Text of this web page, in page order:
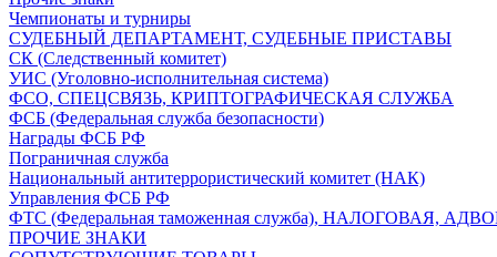
Чемпионаты и турниры
СУДЕБНЫЙ ДЕПАРТАМЕНТ, СУДЕБНЫЕ ПРИСТАВЫ
СК (Следственный комитет)
УИС (Уголовно-исполнительная система)
ФСО, СПЕЦСВЯЗЬ, КРИПТОГРАФИЧЕСКАЯ СЛУЖБА
ФСБ (Федеральная служба безопасности)
Награды ФСБ РФ
Пограничная служба
Национальный антитеррористический комитет (НАК)
Управления ФСБ РФ
ФТС (Федеральная таможенная служба), НАЛОГОВАЯ,
ПРОЧИЕ ЗНАКИ